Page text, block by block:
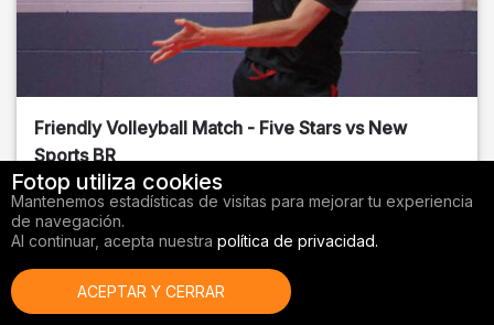
Friendly Volleyball Match - Five Stars vs New
Sports BR
Orange County, FL
01/14/2026
Fotop utiliza cookies
Mantenemos estadísticas de visitas para mejorar tu experiencia
de navegación.
Al continuar, acepta nuestra política de privacidad.
ACEPTAR Y CERRAR